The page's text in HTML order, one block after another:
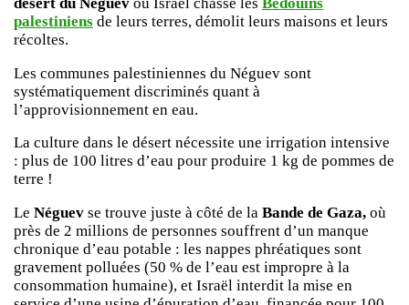
palestiniens de leurs terres, démolit leurs maisons et leurs
récoltes.
Les communes palestiniennes du Néguev sont
systématiquement discriminés quant à
l’approvisionnement en eau.
La culture dans le désert nécessite une irrigation intensive
: plus de 100 litres d’eau pour produire 1 kg de pommes de
terre !
Le Néguev se trouve juste à côté de la Bande de Gaza, où
près de 2 millions de personnes souffrent d’un manque
chronique d’eau potable : les nappes phréatiques sont
gravement polluées (50 % de l’eau est impropre à la
consommation humaine), et Israël interdit la mise en